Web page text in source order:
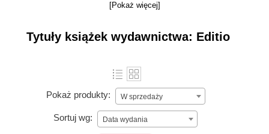
beletrystyka z
inteligentną
rozrywkę.
Wydawnictwo
więcej »
[Pokaż więcej]
Tytuły książek wydawnictwa: Editio
Pokaż produkty: W sprzedaży
Sortuj wg: Data wydania